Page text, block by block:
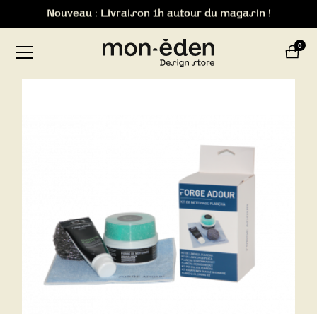
Retrait de votre commande dans notre design store de
Lyon-Brignais 0